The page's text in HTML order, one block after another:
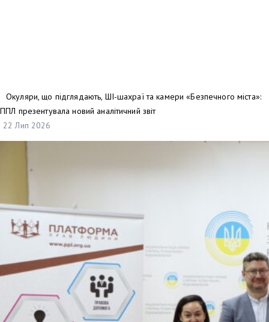
Окуляри, що підглядають, ШІ-шахраї та камери «Безпечного міста»:
ППЛ презентувала новий аналітичний звіт
22 Лип 2026